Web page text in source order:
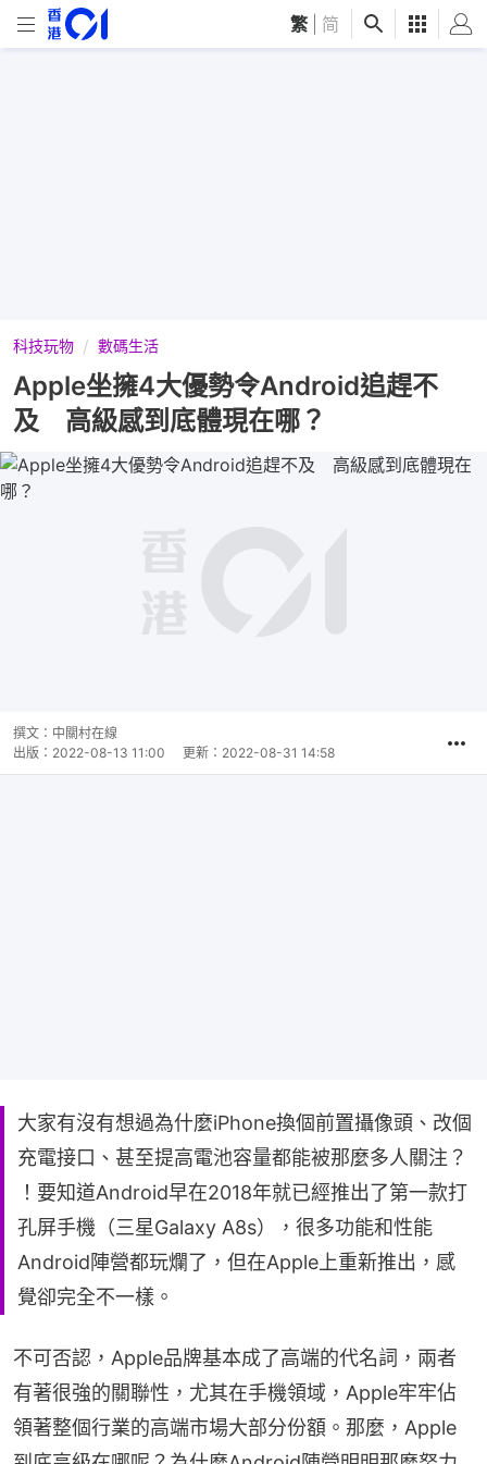
繁 简
科技玩物 數碼生活
Apple坐擁4大優勢令Android追趕不
及 高級感到底體現在哪？
撰文： 中關村在線
出版： 2022-08-13 11:00 更新： 2022-08-31 14:58
大家有沒有想過為什麼iPhone換個前置攝像頭、改個
充電接口、甚至提高電池容量都能被那麼多人關注？
！要知道Android早在2018年就已經推出了第一款打
孔屏手機（三星Galaxy A8s），很多功能和性能
Android陣營都玩爛了，但在Apple上重新推出，感
覺卻完全不一樣。
不可否認，Apple品牌基本成了高端的代名詞，兩者
有著很強的關聯性，尤其在手機領域，Apple牢牢佔
領著整個行業的高端市場大部分份額。那麼，Apple